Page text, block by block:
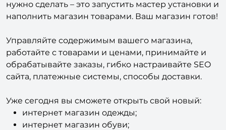
нужно сделать – это запустить мастер установки и
наполнить магазин товарами. Ваш магазин готов!
Управляйте содержимым вашего магазина,
работайте с товарами и ценами, принимайте и
обрабатывайте заказы, гибко настраивайте SEO
сайта, платежные системы, способы доставки.
Уже сегодня вы сможете открыть свой новый:
интернет магазин одежды;
интернет магазин обуви;